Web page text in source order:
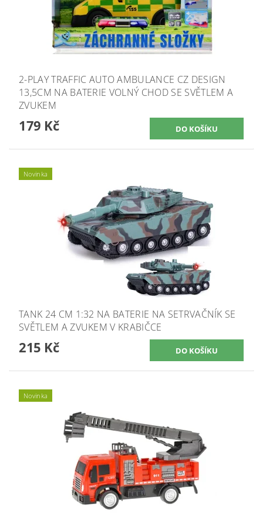
2-PLAY TRAFFIC AUTO AMBULANCE CZ DESIGN
13,5CM NA BATERIE VOLNÝ CHOD SE SVĚTLEM A
ZVUKEM
179 Kč
Novinka
TANK 24 CM 1:32 NA BATERIE NA SETRVAČNÍK SE
SVĚTLEM A ZVUKEM V KRABIČCE
215 Kč
Novinka